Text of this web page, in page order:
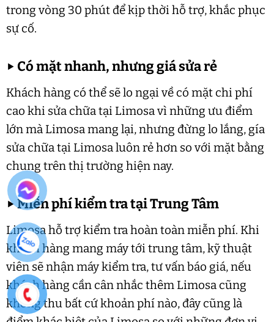
trong vòng 30 phút để kịp thời hỗ trợ, khắc phục
sự cố.
▶ Có mặt nhanh, nhưng giá sửa rẻ
Khách hàng có thể sẽ lo ngại về có mặt chi phí
cao khi sửa chữa tại Limosa vì những ưu điểm
lớn mà Limosa mang lại, nhưng đừng lo lắng, gía
sửa chữa tại Limosa luôn rẻ hơn so với mặt bằng
chung trên thị trường hiện nay.
▶Miễn phí kiểm tra tại Trung Tâm
Limosa hỗ trợ kiểm tra hoàn toàn miễn phí. Khi
khách hàng mang máy tới trung tâm, kỹ thuật
viên sẽ nhận máy kiểm tra, tư vấn báo giá, nếu
khách hàng cần cân nhắc thêm Limosa cũng
không thu bất cứ khoản phí nào, đây cũng là